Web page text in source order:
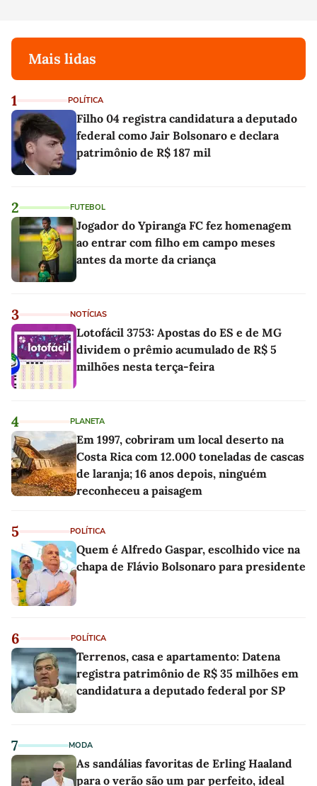
Mais lidas
1 POLÍTICA
Filho 04 registra candidatura a deputado
federal como Jair Bolsonaro e declara
patrimônio de R$ 187 mil
2 FUTEBOL
Jogador do Ypiranga FC fez homenagem
ao entrar com filho em campo meses
antes da morte da criança
3 NOTÍCIAS
Lotofácil 3753: Apostas do ES e de MG
dividem o prêmio acumulado de R$ 5
milhões nesta terça-feira
4 PLANETA
Em 1997, cobriram um local deserto na
Costa Rica com 12.000 toneladas de cascas
de laranja; 16 anos depois, ninguém
reconheceu a paisagem
5 POLÍTICA
Quem é Alfredo Gaspar, escolhido vice na
chapa de Flávio Bolsonaro para presidente
6 POLÍTICA
Terrenos, casa e apartamento: Datena
registra patrimônio de R$ 35 milhões em
candidatura a deputado federal por SP
7 MODA
As sandálias favoritas de Erling Haaland
para o verão são um par perfeito, ideal